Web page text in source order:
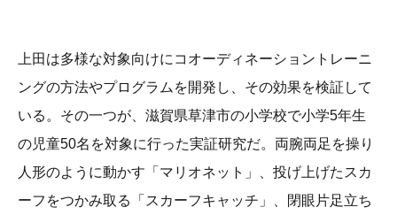
上田は多様な対象向けにコオーディネーショントレーニ
ングの方法やプログラムを開発し、その効果を検証して
いる。その一つが、滋賀県草津市の小学校で小学5年生
の児童50名を対象に行った実証研究だ。両腕両足を操り
人形のように動かす「マリオネット」、投げ上げたスカ
ーフをつかみ取る「スカーフキャッチ」、閉眼片足立ち